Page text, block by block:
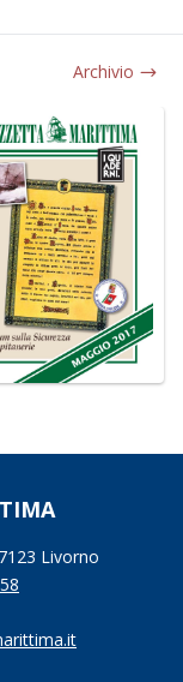
Archivio
Livorno